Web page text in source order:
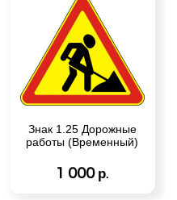
Знак 1.25 Дорожные
работы (Временный)
1 000 р.